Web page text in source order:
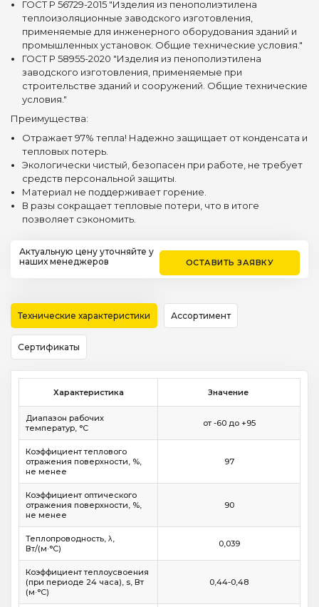
ГОСТ Р 56729-2015 "Изделия из пенополиэтилена
теплоизоляционные заводского изготовления,
применяемые для инженерного оборудования зданий и
промышленных установок. Общие технические условия."
ГОСТ Р 58955-2020 "Изделия из пенополиэтилена
заводского изготовления, применяемые при
строительстве зданий и сооружений. Общие технические
условия."
Преимущества:
Отражает 97% тепла! Надежно защищает от конденсата и
тепловых потерь.
Экологически чистый, безопасен при работе, не требует
средств персональной защиты.
Материал не поддерживает горение.
В разы сокращает тепловые потери, что в итоге
позволяет сэкономить.
Актуальную цену уточняйте у
наших менеджеров
ОСТАВИТЬ ЗАЯВКУ
Технические характеристики Ассортимент
Сертификаты
Характеристика Значение
Диапазон рабочих
температур, °C
от -60 до +95
Коэффициент теплового
отражения поверхности, %,
не менее
97
Коэффициент оптического
отражения поверхности, %,
не менее
90
Теплопроводность, λ,
Вт/(м·°C)
0,039
Коэффициент теплоусвоения
(при периоде 24 часа), s, Вт
(м·°C)
0,44-0,48